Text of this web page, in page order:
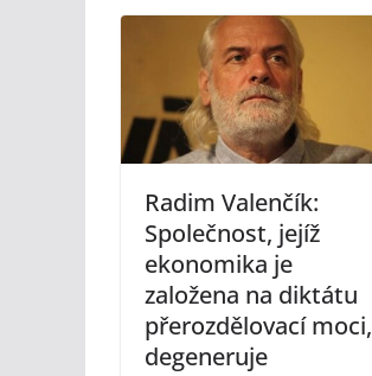
Radim Valenčík:
Společnost, jejíž
ekonomika je
založena na diktátu
přerozdělovací moci,
degeneruje